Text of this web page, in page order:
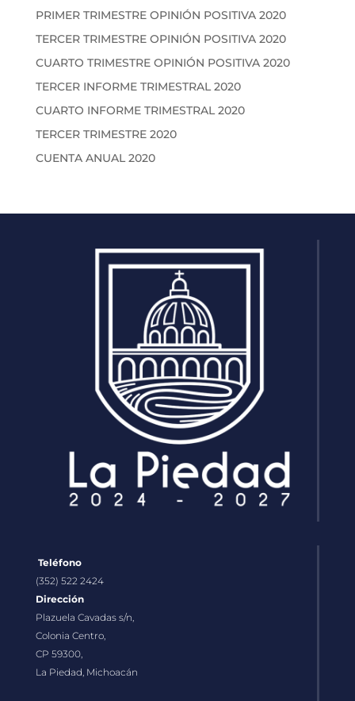
PRIMER TRIMESTRE OPINIÓN POSITIVA 2020
TERCER TRIMESTRE OPINIÓN POSITIVA 2020
CUARTO TRIMESTRE OPINIÓN POSITIVA 2020
TERCER INFORME TRIMESTRAL 2020
CUARTO INFORME TRIMESTRAL 2020
TERCER TRIMESTRE 2020
CUENTA ANUAL 2020
Teléfono
(352) 522 2424
Dirección
Plazuela Cavadas s/n,
Colonia Centro,
CP 59300,
La Piedad, Michoacán